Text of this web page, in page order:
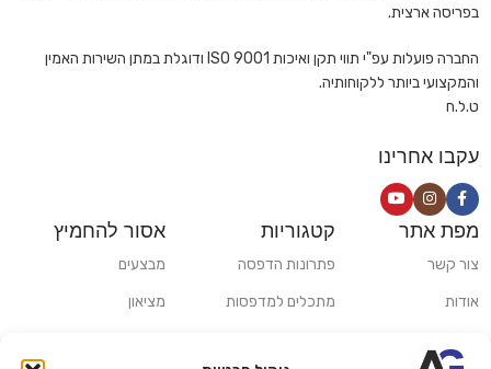
בפריסה ארצית.
החברה פועלות עפ"י תווי תקן ואיכות ISO 9001 ודוגלת במתן השירות האמין
והמקצועי ביותר ללקוחותיה.
ט.ל.ח
עקבו אחרינו
מפת אתר
צור קשר
אודות
קטגוריות
פתרונות הדפסה
מתכלים למדפסות
אסור להחמיץ
מבצעים
מציאון